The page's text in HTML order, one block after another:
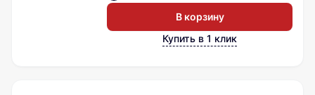
В корзину
Купить в 1 клик